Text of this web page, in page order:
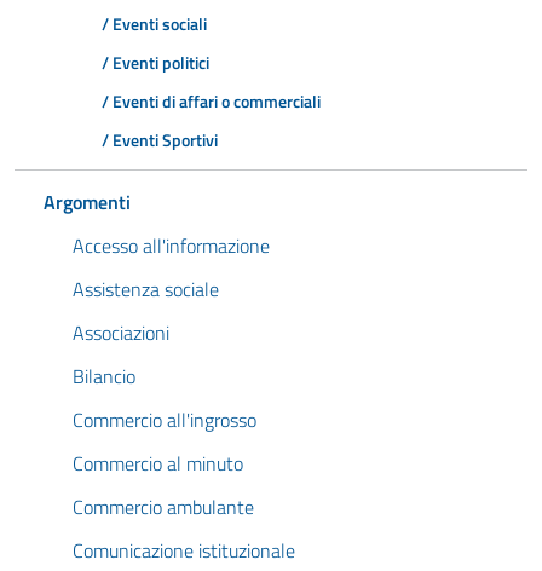
/ Eventi sociali
/ Eventi politici
/ Eventi di affari o commerciali
/ Eventi Sportivi
Argomenti
Accesso all'informazione
Assistenza sociale
Associazioni
Bilancio
Commercio all'ingrosso
Commercio al minuto
Commercio ambulante
Comunicazione istituzionale